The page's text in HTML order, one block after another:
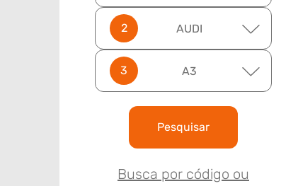
AUDI
A3
Pesquisar
Busca por código ou